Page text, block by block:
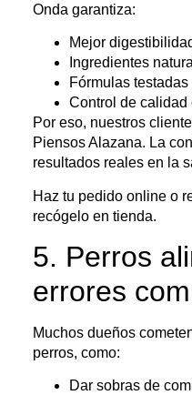
Onda garantiza:
Mejor
Ingredientes
Fórmulas
Control de calidad
Por eso, nuestros
Piensos Alazana. La
resultados reales en la
Haz tu pedido online o
recógelo en tienda.
5. Perros
errores
Muchos dueños
perros, como:
Dar sobras de